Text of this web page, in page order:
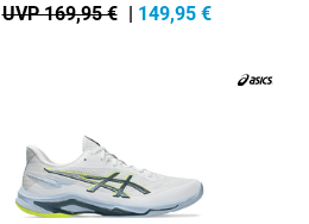
UVP 169,95 € | 149,95 €